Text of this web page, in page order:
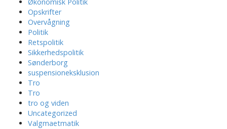
Opskrifter
Overvågning
Politik
Retspolitik
Sikkerhedspolitik
Sønderborg
suspensioneksklusion
Tro
Tro
tro og viden
Uncategorized
Valgmaetmatik